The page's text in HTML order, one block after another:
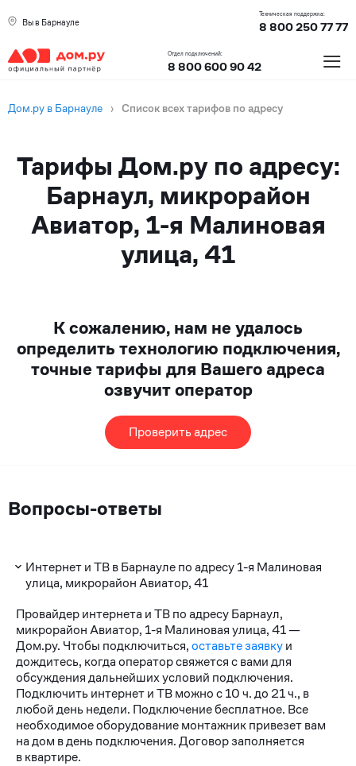
Вы в Барнауле
Техническая поддержка:
8 800 250 77 77
Отдел подключений:
8 800 600 90 42 ≡
Дом.ру в Барнауле › Список всех тарифов по адресу
Тарифы Дом.ру по адресу:
Барнаул, микрорайон
Авиатор, 1-я Малиновая
улица, 41
К сожалению, нам не удалось
определить технологию подключения,
точные тарифы для Вашего адреса
озвучит оператор
Проверить адрес
Вопросы-ответы
Интернет и ТВ в Барнауле по адресу 1-я Малиновая
улица, микрорайон Авиатор, 41
Провайдер интернета и ТВ по адресу Барнаул,
микрорайон Авиатор, 1-я Малиновая улица, 41 —
Дом.ру. Чтобы подключиться,оставьте заявкуи
дождитесь, когда оператор свяжется с вами для
обсуждения дальнейших условий подключения.
Подключить интернет и ТВ можно с 10 ч. до 21 ч., в
любой день недели. Подключение бесплатное. Все
необходимое оборудование монтажник привезет вам
на дом в день подключения. Договор заполняется
в квартире.